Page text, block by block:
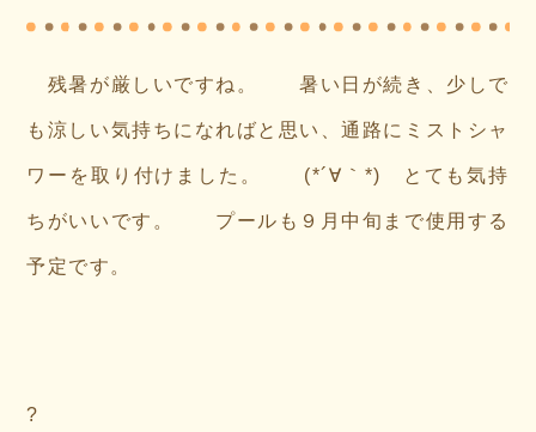
残暑が厳しいですね。 暑い日が続き、少しで
も涼しい気持ちになればと思い、通路にミストシャ
ワーを取り付けました。 (*´∀｀*) とても気持
ちがいいです。 プールも９月中旬まで使用する
予定です。
?